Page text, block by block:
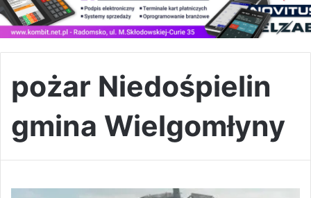
pożar Niedośpielin
gmina Wielgomłyny